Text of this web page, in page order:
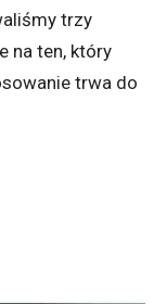
trzy
na ten, który
trwa do